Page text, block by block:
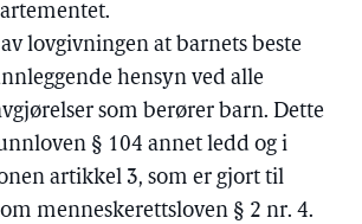
lovgivningen at barnets beste
hensyn ved alle
som berører barn. Dette
§ 104 annet ledd og i
artikkel 3, som er gjort til
menneskerettsloven § 2 nr. 4.